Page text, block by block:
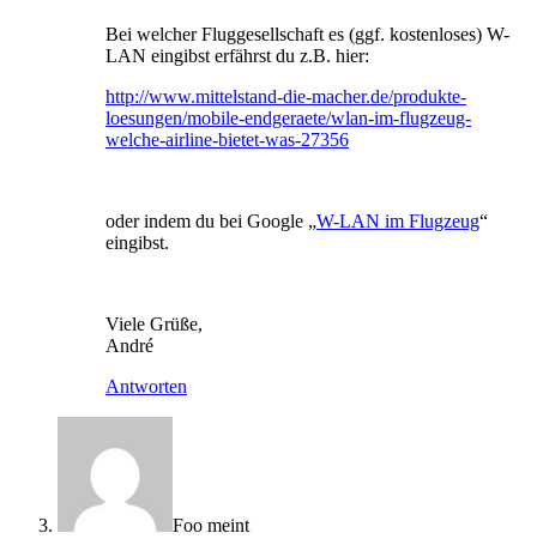
Bei welcher Fluggesellschaft es (ggf. kostenloses) W-
LAN eingibst erfährst du z.B. hier:
http://www.mittelstand-die-macher.de/produkte-
loesungen/mobile-endgeraete/wlan-im-flugzeug-
welche-airline-bietet-was-27356
oder indem du bei Google „W-LAN im Flugzeug“
eingibst.
Viele Grüße,
André
Antworten
Foo meint